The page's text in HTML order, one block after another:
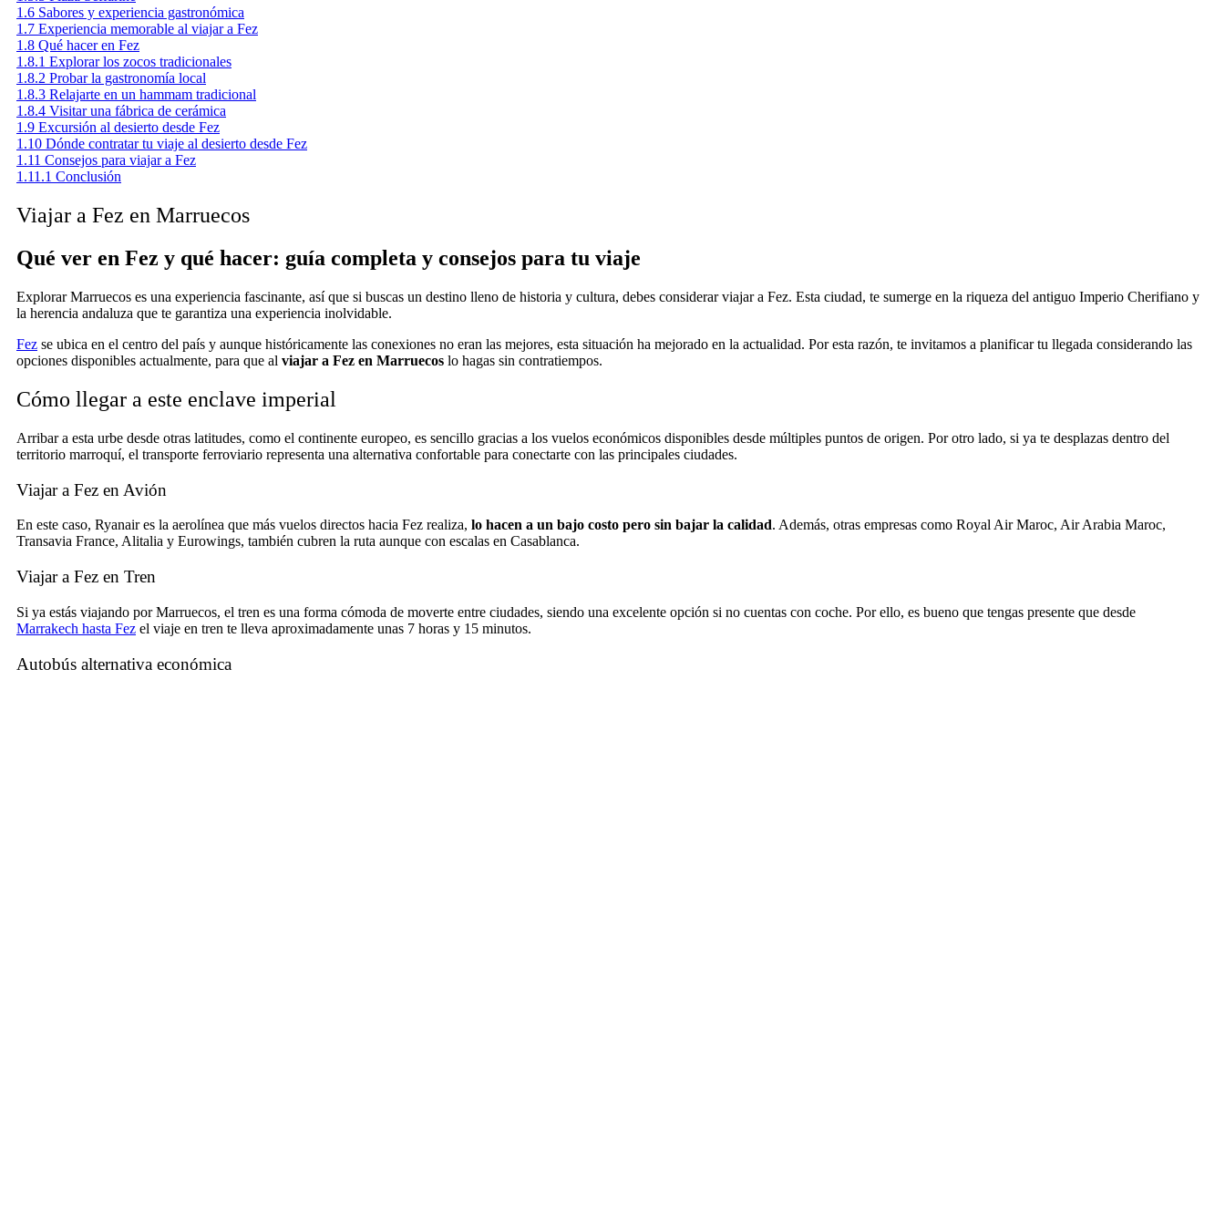
1.6 Sabores y experiencia gastronómica
1.7 Experiencia memorable al viajar a Fez
1.8 Qué hacer en Fez
1.8.1 Explorar los zocos tradicionales
1.8.2 Probar la gastronomía local
1.8.3 Relajarte en un hammam tradicional
1.8.4 Visitar una fábrica de cerámica
1.9 Excursión al desierto desde Fez
1.10 Dónde contratar tu viaje al desierto desde Fez
1.11 Consejos para viajar a Fez
1.11.1 Conclusión
Viajar a Fez en Marruecos
Qué ver en Fez y qué hacer: guía completa y consejos para tu viaje
Explorar Marruecos es una experiencia fascinante, así que si buscas un destino lleno de historia y cultura, debes considerar viajar a Fez. Esta ciudad, te sumerge en la riqueza del antiguo Imperio Cherifiano y
la herencia andaluza que te garantiza una experiencia inolvidable.
Fez se ubica en el centro del país y aunque históricamente las conexiones no eran las mejores, esta situación ha mejorado en la actualidad. Por esta razón, te invitamos a planificar tu llegada considerando las
opciones disponibles actualmente, para que al viajar a Fez en Marruecos lo hagas sin contratiempos.
Cómo llegar a este enclave imperial
Arribar a esta urbe desde otras latitudes, como el continente europeo, es sencillo gracias a los vuelos económicos disponibles desde múltiples puntos de origen. Por otro lado, si ya te desplazas dentro del
territorio marroquí, el transporte ferroviario representa una alternativa confortable para conectarte con las principales ciudades.
Viajar a Fez en Avión
En este caso, Ryanaires la aerolínea que más vuelos directos hacia Fez realiza, lo hacen a un bajo costo pero sin bajar la calidad. Además, otras empresas como Royal Air Maroc, Air Arabia Maroc,
Transavia France, Alitalia y Eurowings, también cubren la ruta aunque con escalas en Casablanca.
Viajar a Fez en Tren
Si ya estás viajando por Marruecos, el tren es una forma cómoda de moverte entre ciudades, siendo una excelente opción si no cuentas con coche. Por ello, es bueno que tengas presente que desde
Marrakech hasta Fez el viaje en tren te lleva aproximadamente unas 7 horas y 15 minutos.
Autobús alternativa económica